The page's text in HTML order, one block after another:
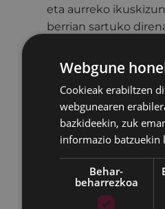
eta aurreko
berrian sartuko
Pedro Bartraren
baitziren". Disko
Eibarko Legarre
arkupeetan egongo
Bestalde, Jon Iraola
die: "Gure hirian
banderapean
Webgune
Cookieak erabiltzen
webgunearen
bazkideekin, zuk
informazio batzuekin
Behar-
beharrezkoa